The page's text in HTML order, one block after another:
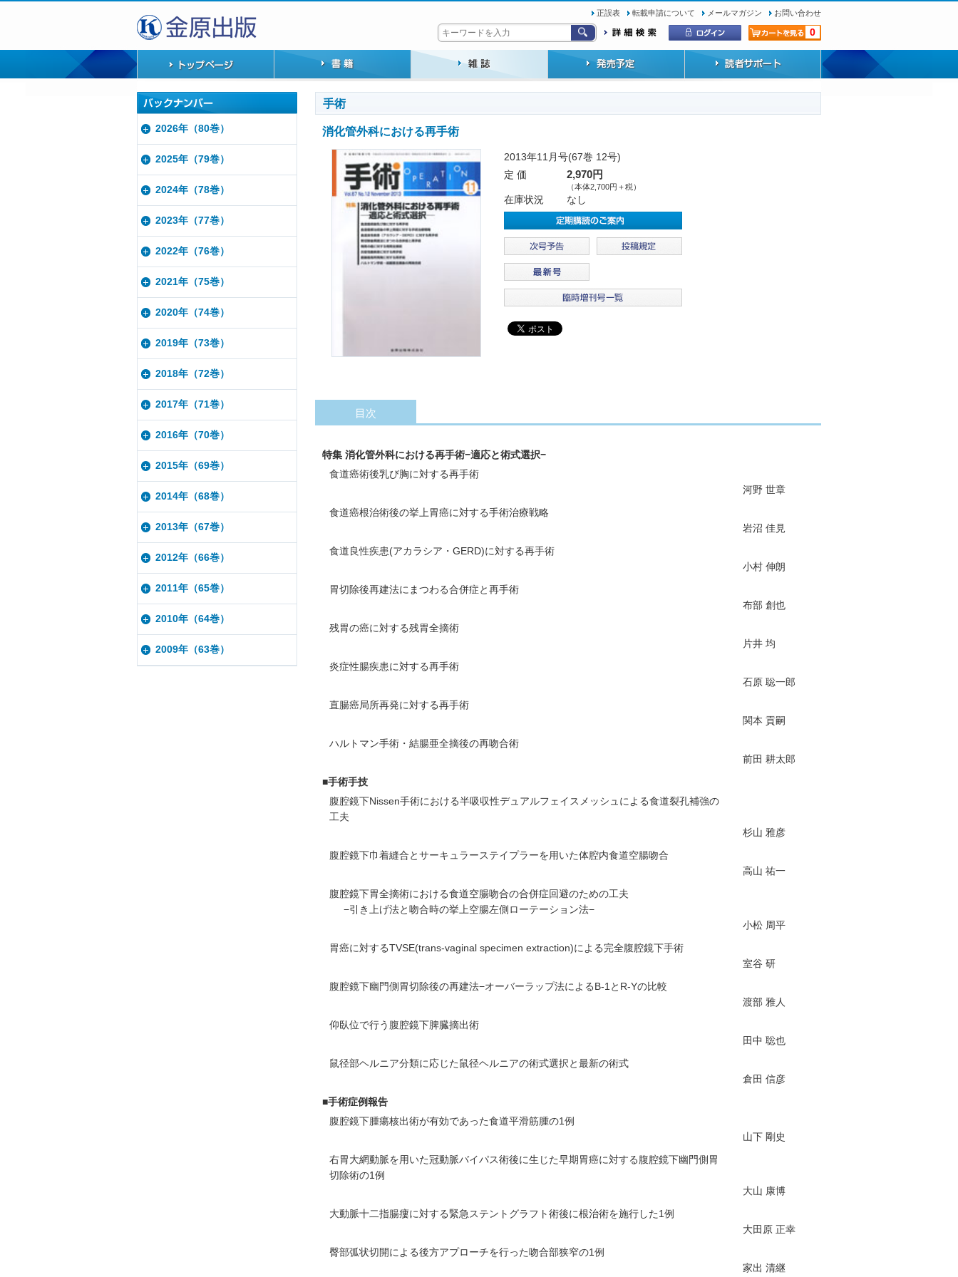
正誤表 転載申請について メールマガジン お問い合わせ
0
手術
消化管外科における再手術
2013年11月号(67巻 12号)
定 価
2,970円
（本体2,700円＋税）
在庫状況 なし
目次
特集 消化管外科における再手術−適応と術式選択−
食道癌術後乳び胸に対する再手術
河野 世章
食道癌根治術後の挙上胃癌に対する手術治療戦略
岩沼 佳見
食道良性疾患(アカラシア・GERD)に対する再手術
小村 伸朗
胃切除後再建法にまつわる合併症と再手術
布部 創也
残胃の癌に対する残胃全摘術
片井 均
炎症性腸疾患に対する再手術
石原 聡一郎
直腸癌局所再発に対する再手術
関本 貢嗣
ハルトマン手術・結腸亜全摘後の再吻合術
前田 耕太郎
■手術手技
腹腔鏡下Nissen手術における半吸収性デュアルフェイスメッシュによる食道裂孔補強の
工夫
杉山 雅彦
腹腔鏡下巾着縫合とサーキュラーステイプラーを用いた体腔内食道空腸吻合
高山 祐一
腹腔鏡下胃全摘術における食道空腸吻合の合併症回避のための工夫
−引き上げ法と吻合時の挙上空腸左側ローテーション法−
小松 周平
胃癌に対するTVSE(trans-vaginal specimen extraction)による完全腹腔鏡下手術
室谷 研
腹腔鏡下幽門側胃切除後の再建法−オーバーラップ法によるB-1とR-Yの比較
渡部 雅人
仰臥位で行う腹腔鏡下脾臓摘出術
田中 聡也
鼠径部ヘルニア分類に応じた鼠径ヘルニアの術式選択と最新の術式
倉田 信彦
■手術症例報告
腹腔鏡下腫瘍核出術が有効であった食道平滑筋腫の1例
山下 剛史
右胃大網動脈を用いた冠動脈バイパス術後に生じた早期胃癌に対する腹腔鏡下幽門側胃
切除術の1例
大山 康博
大動脈十二指腸瘻に対する緊急ステントグラフト術後に根治術を施行した1例
大田原 正幸
臀部弧状切開による後方アプローチを行った吻合部狭窄の1例
家出 清継
2026年（80巻）
2025年（79巻）
2024年（78巻）
2023年（77巻）
2022年（76巻）
2021年（75巻）
2020年（74巻）
2019年（73巻）
2018年（72巻）
2017年（71巻）
2016年（70巻）
2015年（69巻）
2014年（68巻）
2013年（67巻）
2012年（66巻）
2011年（65巻）
2010年（64巻）
2009年（63巻）